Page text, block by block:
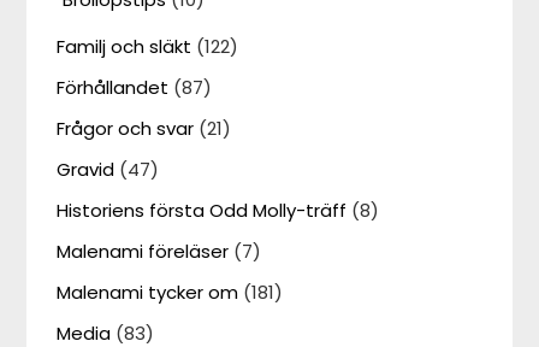
Familj och släkt (122)
Förhållandet (87)
Frågor och svar (21)
Gravid (47)
Historiens första Odd Molly-träff (8)
Malenami föreläser (7)
Malenami tycker om (181)
Media (83)